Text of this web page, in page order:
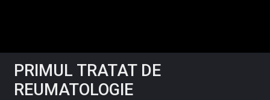
PRIMUL TRATAT DE
REUMATOLOGIE